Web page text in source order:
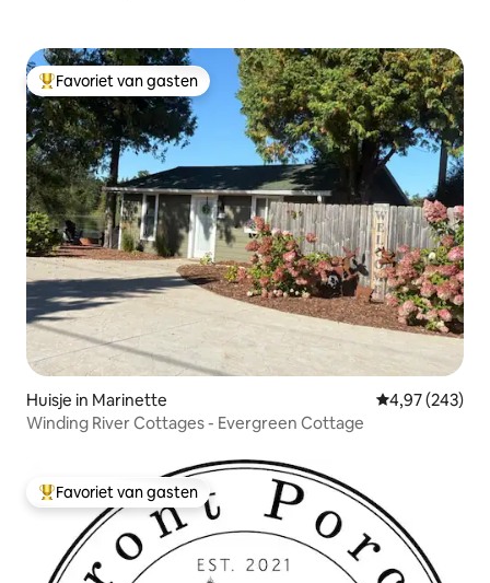
Topfavoriet van gasten
Favoriet van gasten
Huisje in Marinette Gemiddelde
4,97 (243)
Winding River Cottages - Evergreen Cottage
Topfavoriet van gasten
Favoriet van gasten